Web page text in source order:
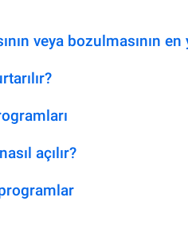
veya bozulmasının
açılır?